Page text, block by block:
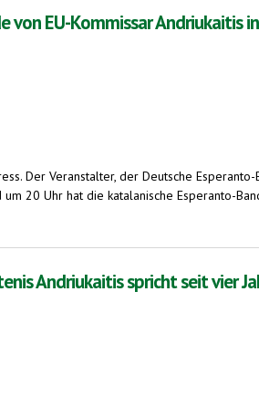
von EU-Kommissar Andriukaitis
Der Veranstalter, der Deutsche
20 Uhr hat die katalanische Esperanto-
in Esperanto
Andriukaitis spricht seit vier